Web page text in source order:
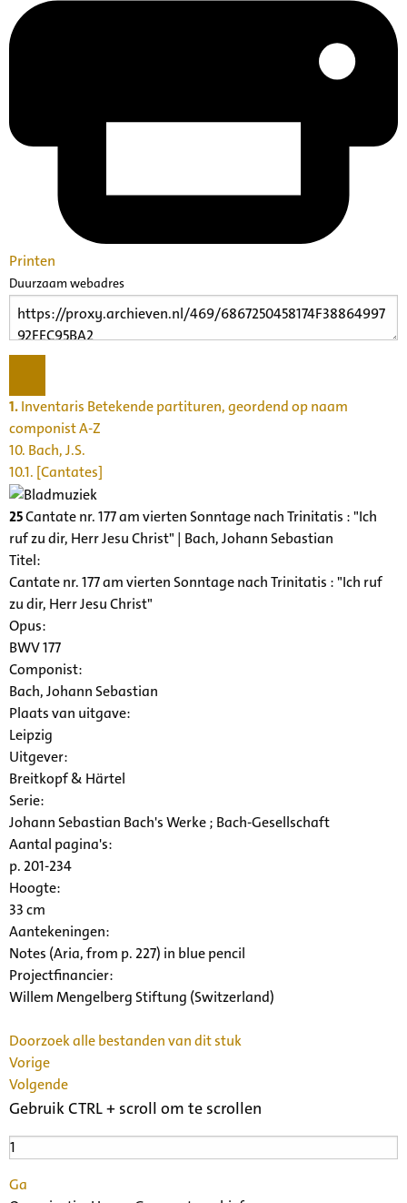
Printen
Duurzaam webadres
1.Inventaris Betekende partituren, geordend op naam
componist A-Z
10. Bach, J.S.
10.1. [Cantates]
25Cantate nr. 177 am vierten Sonntage nach Trinitatis : "Ich
ruf zu dir, Herr Jesu Christ" | Bach, Johann Sebastian
Titel:
Cantate nr. 177 am vierten Sonntage nach Trinitatis : "Ich ruf
zu dir, Herr Jesu Christ"
Opus:
BWV 177
Componist:
Bach, Johann Sebastian
Plaats van uitgave:
Leipzig
Uitgever:
Breitkopf & Härtel
Serie:
Johann Sebastian Bach's Werke ; Bach-Gesellschaft
Aantal pagina's:
p. 201-234
Hoogte:
33 cm
Aantekeningen:
Notes (Aria, from p. 227) in blue pencil
Projectfinancier:
Willem Mengelberg Stiftung (Switzerland)
Doorzoek alle bestanden van dit stuk
Vorige
Volgende
Gebruik CTRL + scroll om te scrollen
Ga